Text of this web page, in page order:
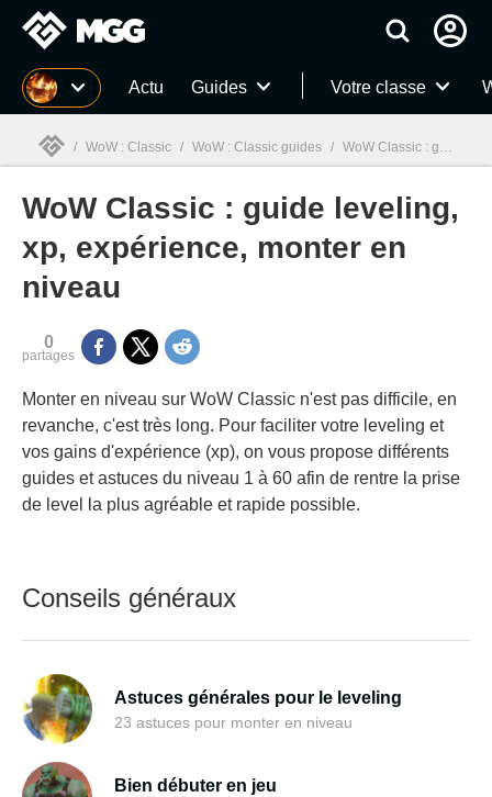
MGG Actu Guides Votre classe
MGG
/ WoW : Classic / WoW : Classic guides / WoW Classic : guide leveling, xp, expérience, monter en niveau
WoW Classic : guide leveling,
xp, expérience, monter en
niveau
0
partages
Monter en niveau sur WoW Classic n'est pas difficile, en
revanche, c'est très long. Pour faciliter votre leveling et
vos gains d'expérience (xp), on vous propose différents
guides et astuces du niveau 1 à 60 afin de rentre la prise
de level la plus agréable et rapide possible.
Conseils généraux
Astuces générales pour le leveling
23 astuces pour monter en niveau
Bien débuter en jeu